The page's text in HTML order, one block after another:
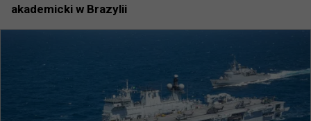
akademicki w Brazylii